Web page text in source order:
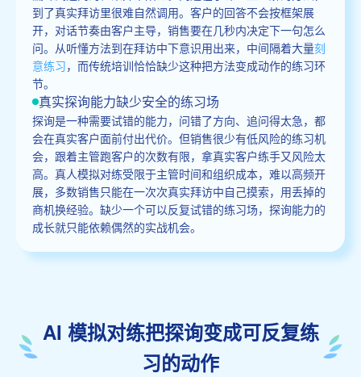
到了真实拜访里很难自然调用。客户的回答不会按框架展
开，对话节奏由客户主导，销售要在几秒内决定下一句怎么
问。从听懂方法到在拜访中下意识用出来，中间隔着大量刻
意练习，而传统培训恰恰缺少这种把方法变成动作的练习环
节。
真实探询能力缺少安全的练习场
探询是一种需要试错的能力，问错了方向、追问得太急，都
会在真实客户面前付出代价。但销售很少有低风险的练习机
会，跟着主管跑客户的次数有限，拿真实客户练手又风险太
高。真人模拟对练受限于主管时间和组织成本，难以高频开
展，多数销售只能在一次次真实拜访中自己摸索，用丢掉的
商机换经验。缺少一个可以反复试错的练习场，探询能力的
成长就只能依赖偶然的实战机会。
AI 模拟对练把探询变成可反复练
习的动作